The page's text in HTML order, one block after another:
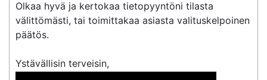
Olkaa hyvä ja kertokaa tietopyyntöni tilasta
välittömästi, tai toimittakaa asiasta valituskelpoinen
päätös.